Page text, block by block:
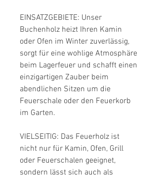
EINSATZGEBIETE: Unser
Buchenholz heizt Ihren Kamin
oder Ofen im Winter zuverlässig,
sorgt für eine wohlige Atmosphäre
beim Lagerfeuer und schafft einen
einzigartigen Zauber beim
abendlichen Sitzen um die
Feuerschale oder den Feuerkorb
im Garten.
VIELSEITIG: Das Feuerholz ist
nicht nur für Kamin, Ofen, Grill
oder Feuerschalen geeignet,
sondern lässt sich auch als